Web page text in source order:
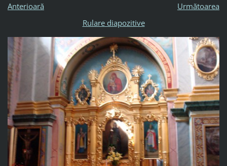
Anterioară
Următoarea
Rulare diapozitive